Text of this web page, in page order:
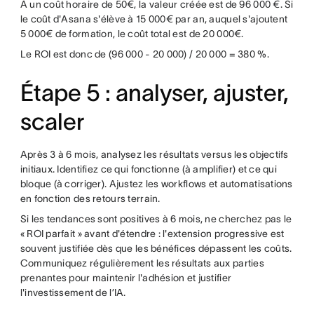
À un coût horaire de 50€, la valeur créée est de 96 000 €. Si
le coût d'Asana s'élève à 15 000€ par an, auquel s'ajoutent
5 000€ de formation, le coût total est de 20 000€.
Le ROI est donc de (96 000 - 20 000) / 20 000 = 380 %.
Étape 5 : analyser, ajuster,
scaler
Après 3 à 6 mois, analysez les résultats versus les objectifs
initiaux. Identifiez ce qui fonctionne (à amplifier) et ce qui
bloque (à corriger). Ajustez les workflows et automatisations
en fonction des retours terrain.
Si les tendances sont positives à 6 mois, ne cherchez pas le
« ROI parfait » avant d'étendre : l'extension progressive est
souvent justifiée dès que les bénéfices dépassent les coûts.
Communiquez régulièrement les résultats aux parties
prenantes pour maintenir l'adhésion et justifier
l'investissement de l’IA.